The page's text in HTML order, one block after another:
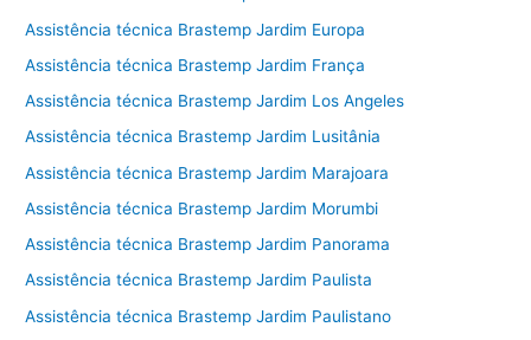
Assistência técnica Brastemp Jardim Europa
Assistência técnica Brastemp Jardim França
Assistência técnica Brastemp Jardim Los Angeles
Assistência técnica Brastemp Jardim Lusitânia
Assistência técnica Brastemp Jardim Marajoara
Assistência técnica Brastemp Jardim Morumbi
Assistência técnica Brastemp Jardim Panorama
Assistência técnica Brastemp Jardim Paulista
Assistência técnica Brastemp Jardim Paulistano